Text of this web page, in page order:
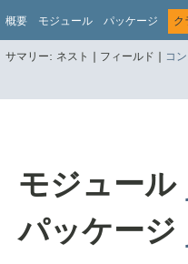
概要 モジュール パッケージ ク
サマリー: ネスト | フィールド | コ
モジュール
パッケージ